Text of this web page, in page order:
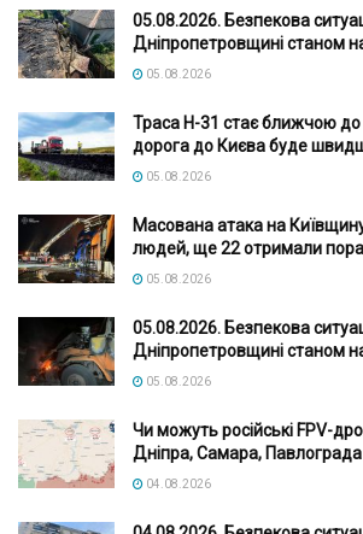
05.08.2026. Безпекова
Дніпропетровщині станом
05.08.2026
Траса Н-31 стає ближчою
дорога до Києва буде
05.08.2026
Масована атака на
людей, ще 22 отримали
05.08.2026
05.08.2026. Безпекова
Дніпропетровщині станом
05.08.2026
Чи можуть російські FPV-
Дніпра, Самара,
04.08.2026